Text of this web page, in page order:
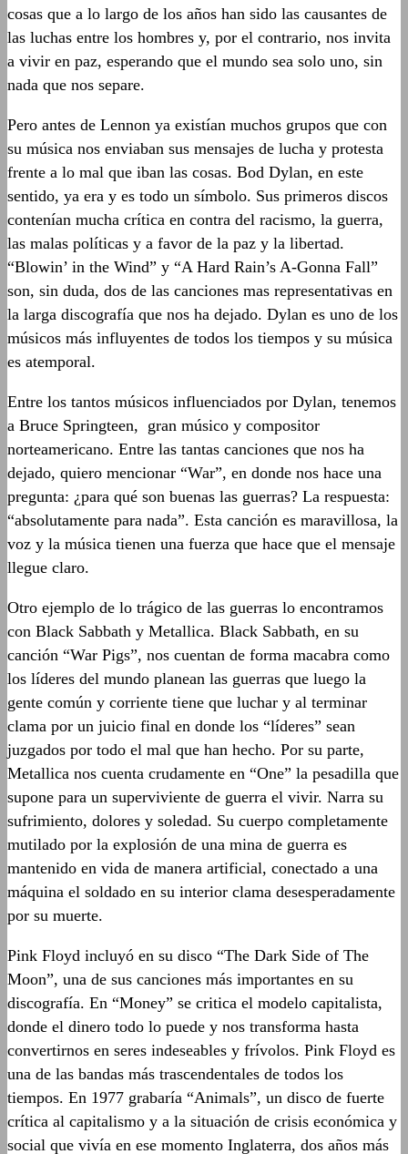
cosas que a lo largo de los años han sido las causantes de
las luchas entre los hombres y, por el contrario, nos invita
a vivir en paz, esperando que el mundo sea solo uno, sin
nada que nos separe.
Pero antes de Lennon ya existían muchos grupos que con
su música nos enviaban sus mensajes de lucha y protesta
frente a lo mal que iban las cosas. Bod Dylan, en este
sentido, ya era y es todo un símbolo. Sus primeros discos
contenían mucha crítica en contra del racismo, la guerra,
las malas políticas y a favor de la paz y la libertad.
“Blowin’ in the Wind” y “A Hard Rain’s A-Gonna Fall”
son, sin duda, dos de las canciones mas representativas en
la larga discografía que nos ha dejado. Dylan es uno de los
músicos más influyentes de todos los tiempos y su música
es atemporal.
Entre los tantos músicos influenciados por Dylan, tenemos
a Bruce Springteen, gran músico y compositor
norteamericano. Entre las tantas canciones que nos ha
dejado, quiero mencionar “War”, en donde nos hace una
pregunta: ¿para qué son buenas las guerras? La respuesta:
“absolutamente para nada”. Esta canción es maravillosa, la
voz y la música tienen una fuerza que hace que el mensaje
llegue claro.
Otro ejemplo de lo trágico de las guerras lo encontramos
con Black Sabbath y Metallica. Black Sabbath, en su
canción “War Pigs”, nos cuentan de forma macabra como
los líderes del mundo planean las guerras que luego la
gente común y corriente tiene que luchar y al terminar
clama por un juicio final en donde los “líderes” sean
juzgados por todo el mal que han hecho. Por su parte,
Metallica nos cuenta crudamente en “One” la pesadilla que
supone para un superviviente de guerra el vivir. Narra su
sufrimiento, dolores y soledad. Su cuerpo completamente
mutilado por la explosión de una mina de guerra es
mantenido en vida de manera artificial, conectado a una
máquina el soldado en su interior clama desesperadamente
por su muerte.
Pink Floyd incluyó en su disco “The Dark Side of The
Moon”, una de sus canciones más importantes en su
discografía. En “Money” se critica el modelo capitalista,
donde el dinero todo lo puede y nos transforma hasta
convertirnos en seres indeseables y frívolos. Pink Floyd es
una de las bandas más trascendentales de todos los
tiempos. En 1977 grabaría “Animals”, un disco de fuerte
crítica al capitalismo y a la situación de crisis económica y
social que vivía en ese momento Inglaterra, dos años más